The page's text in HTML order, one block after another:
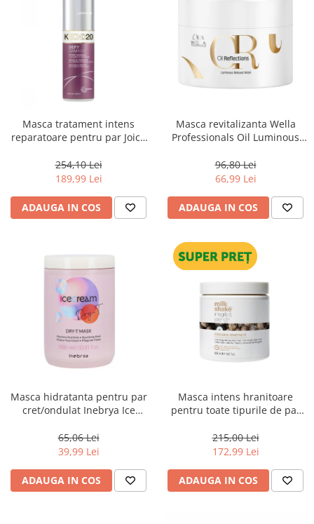
Masca tratament intens
reparatoare pentru par Joico
Mask, 500 ml
254,10 Lei
189,99 Lei
ADAUGA IN COS
Masca revitalizanta Wella
Professionals Oil Luminous
96,80 Lei
66,99 Lei
ADAUGA IN COS
Masca hidratanta pentru par
cret/ondulat Inebrya Ice
65,06 Lei
39,99 Lei
ADAUGA IN COS
Masca intens hranitoare
pentru toate tipurile de par
Strength Intensive Treatment,
500 ml
215,00 Lei
172,99 Lei
ADAUGA IN COS